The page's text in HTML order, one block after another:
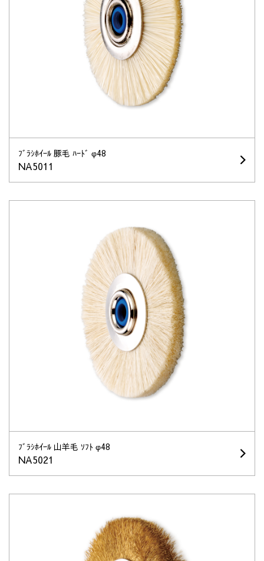
ﾌﾞﾗｼﾎｲｰﾙ 豚毛 ﾊｰﾄﾞ φ48
NA5011
ﾌﾞﾗｼﾎｲｰﾙ 山羊毛 ｿﾌﾄ φ48
NA5021